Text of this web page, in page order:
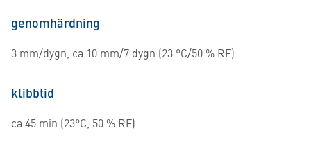
genomhärdning
3 mm/dygn, ca 10 mm/7 dygn (23 °C/50 % RF)
klibbtid
ca 45 min (23°C, 50 % RF)